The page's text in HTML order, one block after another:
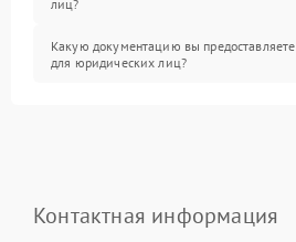
лиц?
Какую документацию вы предоставляете
для юридических лиц?
Контактная информация